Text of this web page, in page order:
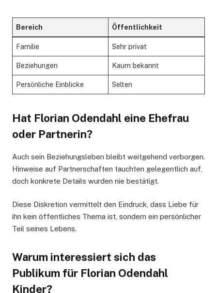
Bereich Öffentlichkeit
Familie Sehr privat
Beziehungen Kaum bekannt
Persönliche Einblicke Selten
Hat Florian Odendahl eine Ehefrau
oder Partnerin?
Auch sein Beziehungsleben bleibt weitgehend verborgen.
Hinweise auf Partnerschaften tauchten gelegentlich auf,
doch konkrete Details wurden nie bestätigt.
Diese Diskretion vermittelt den Eindruck, dass Liebe für
ihn kein öffentliches Thema ist, sondern ein persönlicher
Teil seines Lebens.
Warum interessiert sich das
Publikum für Florian Odendahl
Kinder?